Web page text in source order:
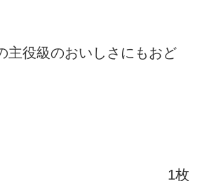
主役級のおいしさにもおど
1枚